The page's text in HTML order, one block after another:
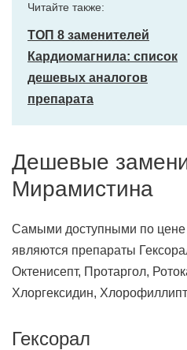
Читайте также:
ТОП 8 заменителей
Кардиомагнила: список
дешевых аналогов
препарата
Дешевые
Мирамистина
Самыми доступными по
являются препараты
Октенисепт, Протаргол,
Хлоргексидин,
Гексорал